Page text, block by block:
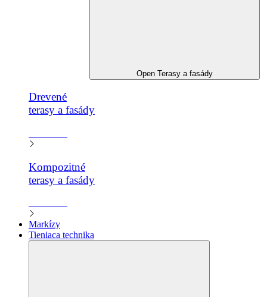
Open Terasy a fasády
Drevené
terasy a fasády​
Kompozitné
terasy a fasády​
Markízy
Tieniaca technika